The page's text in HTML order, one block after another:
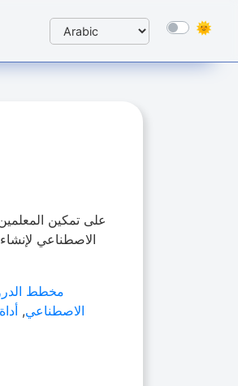
الاصطناعي
مخطط
الاصطناعي,